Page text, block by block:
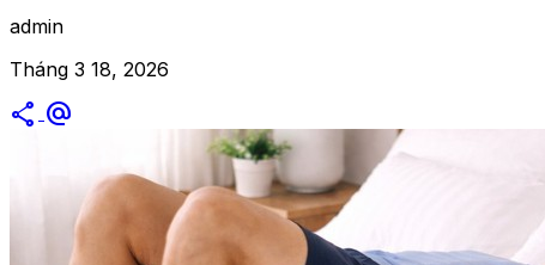
admin
Tháng 3 18, 2026
share alternate_email